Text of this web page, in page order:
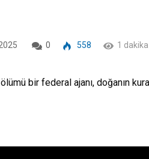
0 558 1
bir federal ajanı, doğanın